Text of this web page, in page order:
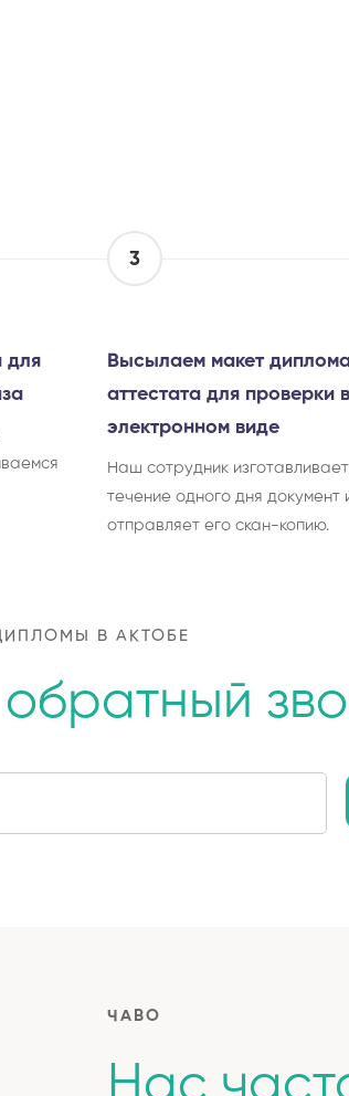
для
3
Высылаем макет
аттестата для проверки в
электронном виде
Наш сотрудник
течение одного дня документ
отправляет его скан-копию.
В АКТОБЕ
обратный
ЧАВО